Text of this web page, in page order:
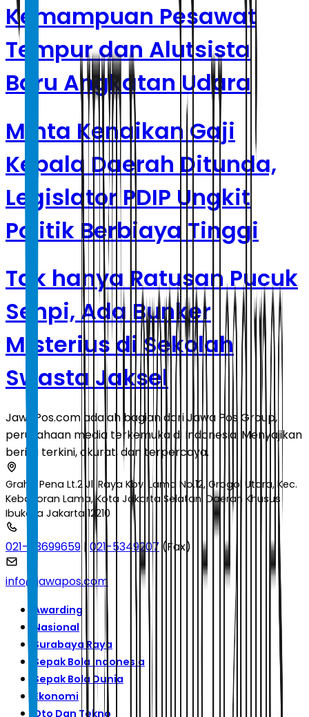
Kemampuan Pesawat
Tempur dan Alutsista
Baru Angkatan Udara
Minta Kenaikan Gaji
Kepala Daerah Ditunda,
Legislator PDIP Ungkit
Politik Berbiaya Tinggi
Tak hanya Ratusan Pucuk
Senpi, Ada Bunker
Misterius di Sekolah
Swasta Jaksel
JawaPos.com adalah bagian dari Jawa Pos Group,
perusahaan media terkemuka di Indonesia. Menyajikan
berita terkini, akurat, dan terpercaya.
Graha Pena Lt.2 Jl. Raya Kby. Lama No.12, Grogol Utara, Kec.
Kebayoran Lama, Kota Jakarta Selatan, Daerah Khusus
Ibukota Jakarta 12210
021-53699659 | 021-5349207 (Fax)
info@jawapos.com
Awarding
Nasional
Surabaya Raya
Sepak Bola Indonesia
Sepak Bola Dunia
Ekonomi
Oto Dan Tekno